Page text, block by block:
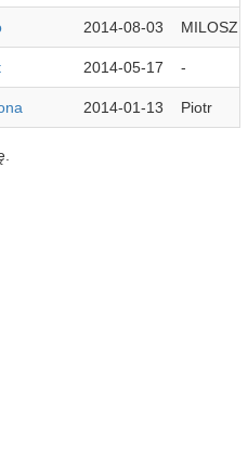
2014-08-03 MILOSZ
2014-05-17 -
2014-01-13 Piotr